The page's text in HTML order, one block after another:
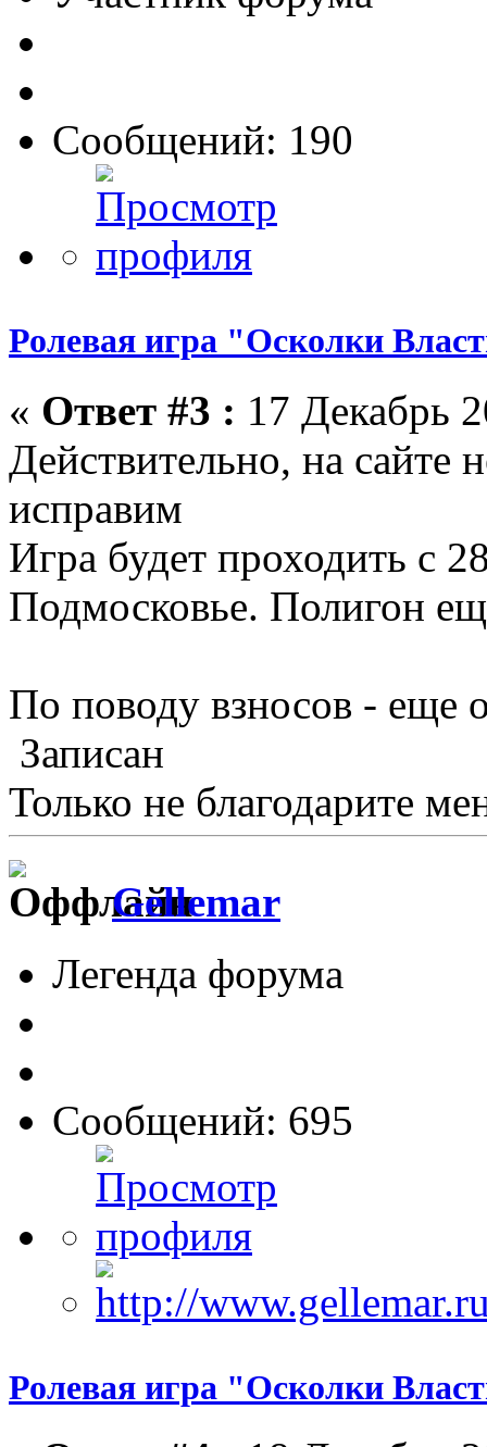
Сообщений: 190
Ролевая игра "Осколки
« Ответ #3 : 17 Декабрь
Действительно, на сайте
исправим
Игра будет проходить с
Подмосковье. Полигон
По поводу взносов - еще
Записан
Только не благодарите
Gellemar
Легенда форума
Сообщений: 695
Ролевая игра "Осколки